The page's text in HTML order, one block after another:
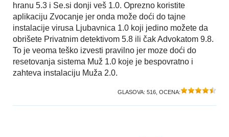
hranu 5.3 i Se.si donji veš 1.0. Oprezno koristite
aplikaciju Zvocanje jer onda može doći do tajne
instalacije virusa Ljubavnica 1.0 koji jedino možete da
obrišete Privatnim detektivom 5.8 ili čak Advokatom 9.8.
To je veoma teško izvesti pravilno jer moze doći do
resetovanja sistema Muž 1.0 koje je bespovratno i
zahteva instalaciju Muža 2.0.
GLASOVA: 516 , OCENA: